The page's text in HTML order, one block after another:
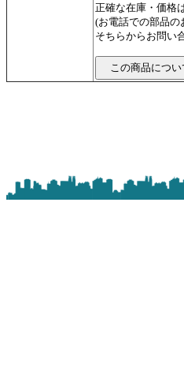
正確な在庫・価格
(お電話での部品の
そちらからお問い